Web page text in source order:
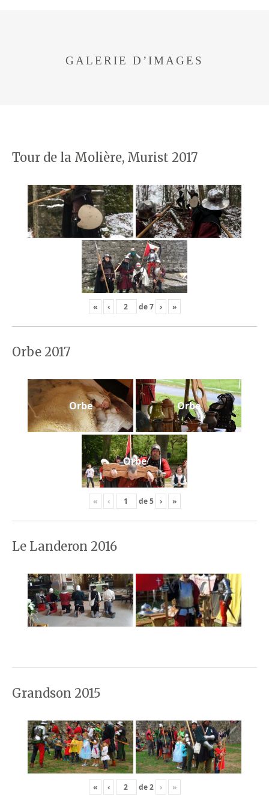
GALERIE D’IMAGES
Tour de la Molière, Murist 2017
« ‹ de7 › »
Orbe 2017
Orbe Orbe
Orbe
« ‹ de5 › »
Le Landeron 2016
Grandson 2015
« ‹ de2 › »